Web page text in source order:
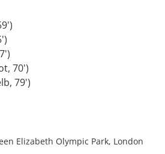
70')
79')
Elizabeth Olympic Park, London